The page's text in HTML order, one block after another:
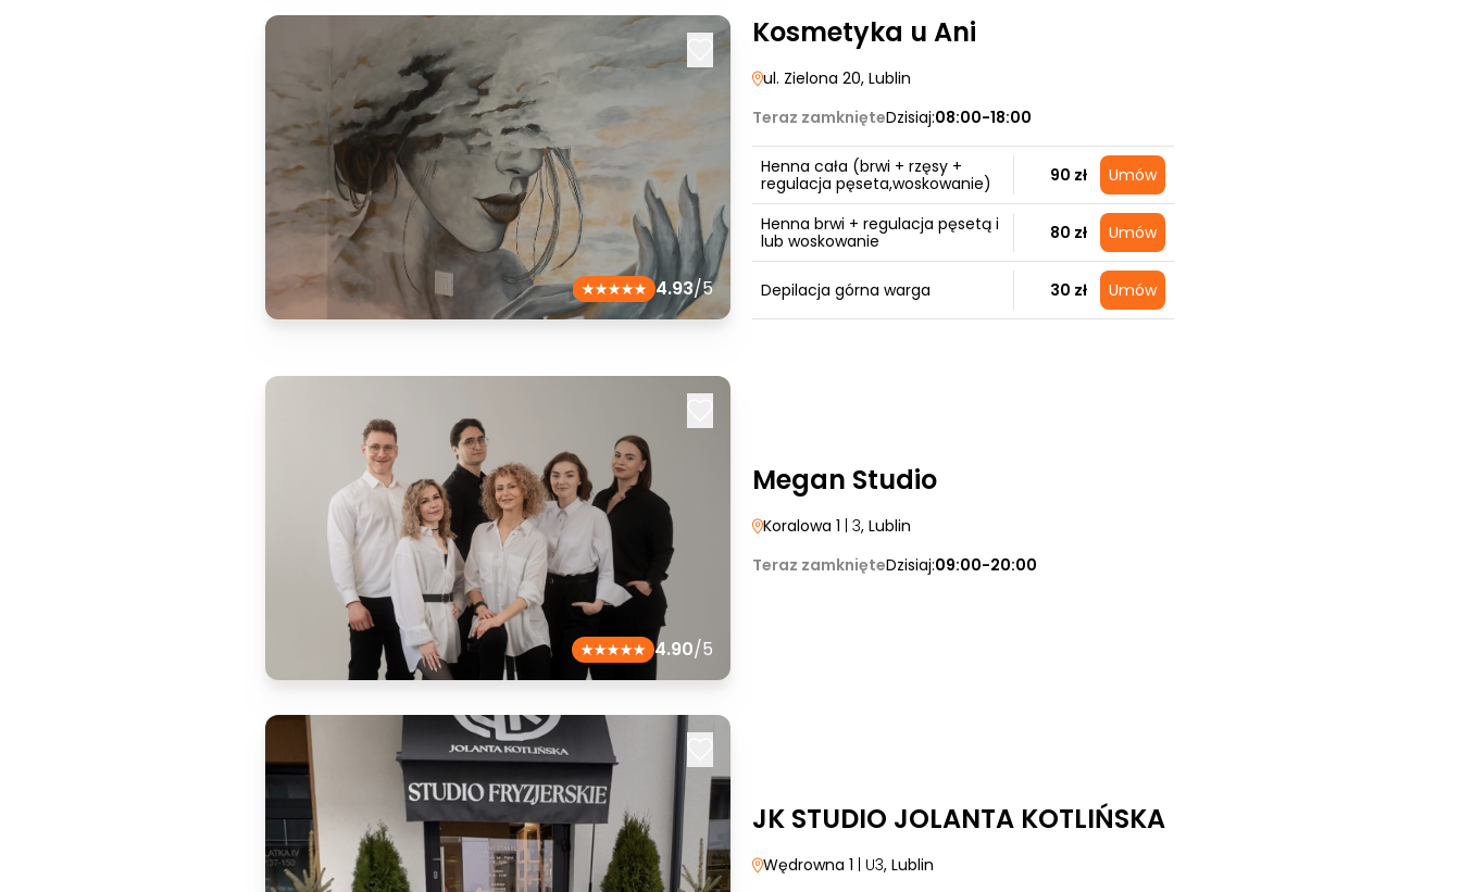
4.93/5
Kosmetyka u Ani
ul. Zielona 20, Lublin
Teraz zamknięteDzisiaj:08:00-18:00
Henna cała (brwi + rzęsy +
regulacja pęseta,woskowanie)
90 zł Umów
Henna brwi + regulacja pęsetą i
lub woskowanie
80 zł Umów
Depilacja górna warga 30 zł Umów
4.90/5
Megan Studio
Koralowa 1 | 3, Lublin
Teraz zamknięteDzisiaj:09:00-20:00
JK STUDIO JOLANTA KOTLIŃSKA
Wędrowna 1 | U3, Lublin